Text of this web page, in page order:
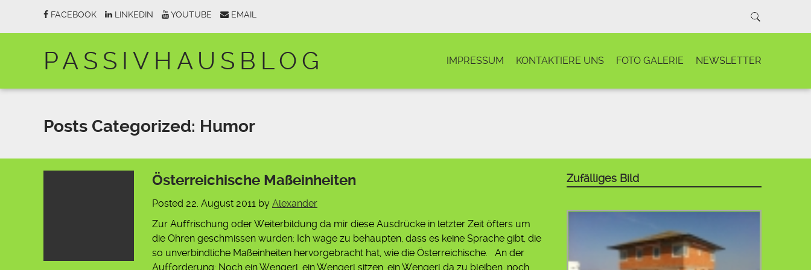
FACEBOOK LINKEDIN YOUTUBE EMAIL
PASSIVHAUSBLOG IMPRESSUM KONTAKTIERE UNS FOTO GALERIE NEWSLETTER
Posts Categorized: Humor
Österreichische Maßeinheiten
Posted 22. August 2011 by Alexander
Zur Auffrischung oder Weiterbildung da mir diese Ausdrücke in letzter Zeit öfters um
die Ohren geschmissen wurden: Ich wage zu behaupten, dass es keine Sprache gibt, die
so unverbindliche Maßeinheiten hervorgebracht hat, wie die Österreichische. An der
Aufforderung: Noch ein Wengerl, ein Wengerl sitzen, ein Wengerl da zu bleiben, noch
Zufälliges Bild